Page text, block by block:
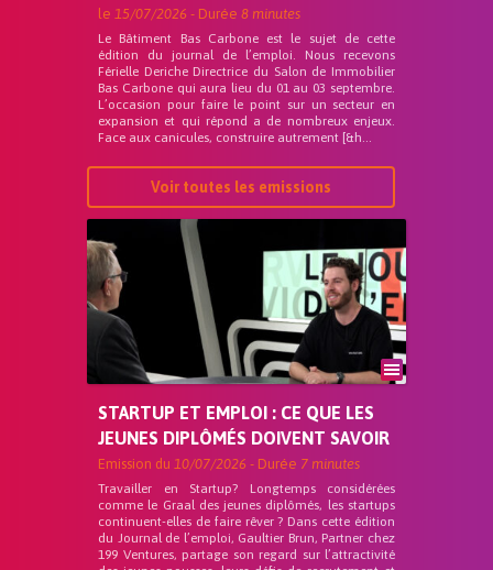
le 15/07/2026 - Durée 8 minutes
Le Bâtiment Bas Carbone est le sujet de cette
édition du journal de l’emploi. Nous recevons
Férielle Deriche Directrice du Salon de Immobilier
Bas Carbone qui aura lieu du 01 au 03 septembre.
L’occasion pour faire le point sur un secteur en
expansion et qui répond a de nombreux enjeux.
Face aux canicules, construire autrement [&h...
Voir toutes les emissions
STARTUP ET EMPLOI : CE QUE LES
JEUNES DIPLÔMÉS DOIVENT SAVOIR
Emission du 10/07/2026 - Durée 7 minutes
Travailler en Startup? Longtemps considérées
comme le Graal des jeunes diplômés, les startups
continuent-elles de faire rêver ? Dans cette édition
du Journal de l’emploi, Gaultier Brun, Partner chez
199 Ventures, partage son regard sur l’attractivité